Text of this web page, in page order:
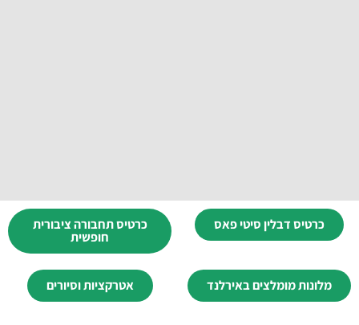
כרטיס דבלין סיטי פאס כרטיס תחבורה ציבורית
חופשית
מלונות מומלצים באירלנד אטרקציות וסיורים